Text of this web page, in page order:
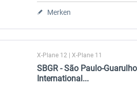
Merken
X-Plane 12 | X-Plane 11
SBGR - São Paulo-
International...